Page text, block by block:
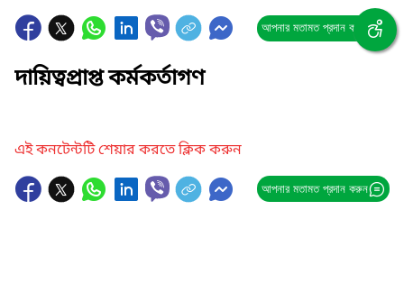
আপনার মতামত প্রদান করুন
দায়িত্বপ্রাপ্ত কর্মকর্তাগণ
এই কনটেন্টটি শেয়ার করতে ক্লিক করুন
আপনার মতামত প্রদান করুন